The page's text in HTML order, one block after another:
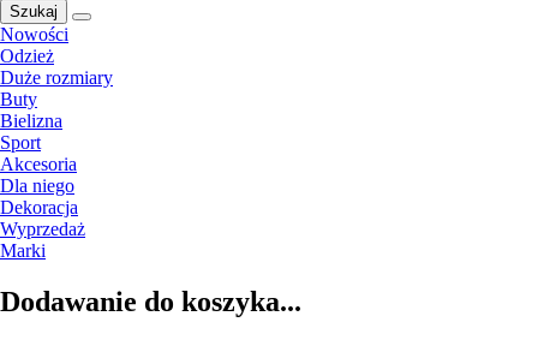
Szukaj
Nowości
Odzież
Duże rozmiary
Buty
Bielizna
Sport
Akcesoria
Dla niego
Dekoracja
Wyprzedaż
Marki
Dodawanie do koszyka...